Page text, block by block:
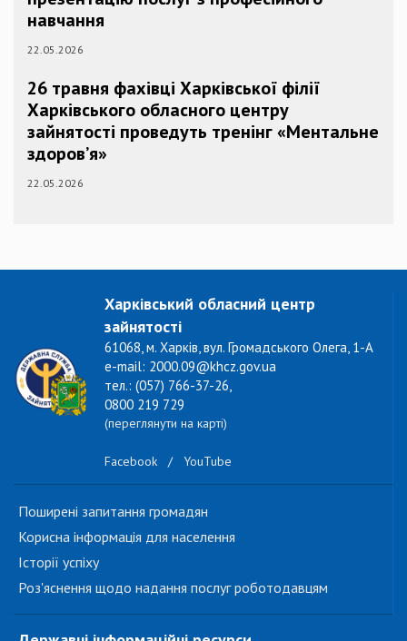
навчання
22.05.2026
26 травня фахівці Харківської філії
Харківського обласного центру
зайнятості проведуть тренінг «Ментальне
здоров’я»
22.05.2026
Харківський обласний центр
зайнятості
61068, м. Харків, вул. Громадського Олега, 1-А
e-mail: 2000.09@khcz.gov.ua
тел.: (057) 766-37-26,
0800 219 729
(переглянути на карті)
Facebook / YouTube
Поширені запитання громадян
Корисна інформація для населення
Історії успіху
Роз'яснення щодо надання послуг роботодавцям